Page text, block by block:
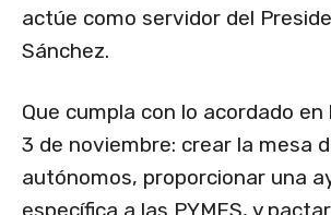
actúe como servidor del
Sánchez.
Que cumpla con lo acordado en
3 de noviembre: crear la mesa
autónomos, proporcionar una